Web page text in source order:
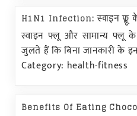
H1N1 Infection: स्वाइन फ्लू
स्वाइन फ्लू और सामान्य फ्लू
जुलते हैं कि बिना जानकारी के
Category: health-fitness
Benefits Of Eating